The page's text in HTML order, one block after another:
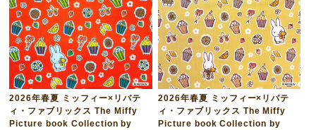
2026年春夏 ミッフィー×リバテ
ィ・ファブリックス The Miffy
Picture book Collection by
2026年春夏 ミッフィー×リバテ
ィ・ファブリックス The Miffy
Picture book Collection by